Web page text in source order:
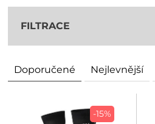
FILTRACE
Doporučené Nejlevnější
-15%